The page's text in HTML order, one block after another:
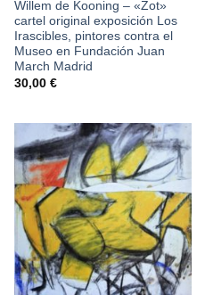
Willem de Kooning – «Zot»
cartel original exposición Los
Irascibles, pintores contra el
Museo en Fundación Juan
March Madrid
30,00 €